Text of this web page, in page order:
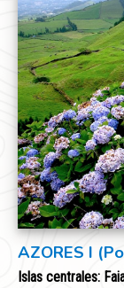
AZORES I
Islas centrales: